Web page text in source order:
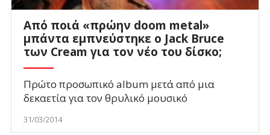
Από ποιά «πρώην doom metal»
μπάντα εμπνεύστηκε ο Jack Bruce
των Cream για τον νέο του δίσκο;
Πρώτο προσωπικό album μετά από μια
δεκαετία για τον θρυλικό μουσικό
31/03/2014